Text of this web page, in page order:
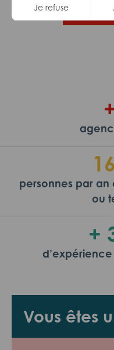
Je refuse
Trouvez
Vous êtes
personnes par
ou
+